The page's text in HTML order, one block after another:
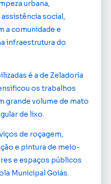
urbana,
social,
a comunidade e
infraestrutura do
é a de Zeladoria
os trabalhos
grande volume de mato
de lixo.
de roçagem,
e pintura de meio-
e espaços públicos
Municipal Goiás.